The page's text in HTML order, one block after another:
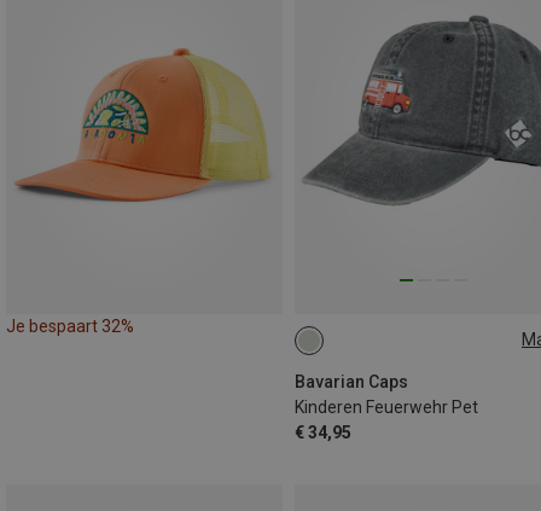
Je bespaart 32%
Bavarian Caps
Kinderen Feuerwehr Pet
€ 34,95
50